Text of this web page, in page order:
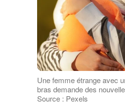
Une femme étrange avec
bras demande des
Source : Pexels